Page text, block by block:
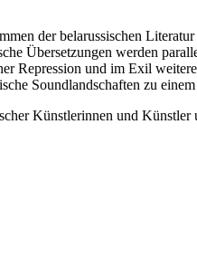
der belarussischen
Übersetzungen werden
Repression und im Exil
Soundlandschaften zu
Künstlerinnen und